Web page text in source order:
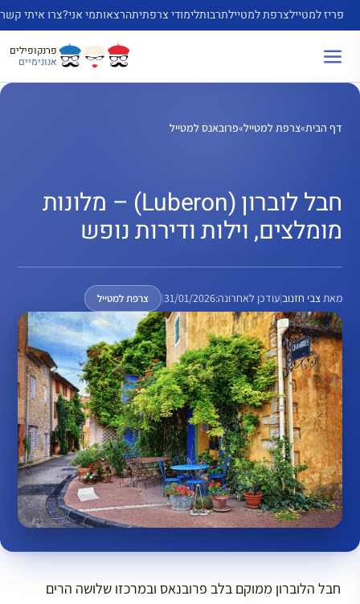
לדלג
לתוכן
פריז למטיילצרפת למטיילתרבותלימודי צרפתיתהרצאותמי אני?צרו איתי קשר
פרנקופילים
אנונימיים
דף הבית»צרפת למטייל»פרובאנס למטייל
חבל לוברון (Luberon) – מלונות
מומלצים, וילות ודירות נופש
מאתצבי חזנוב|עודכן לאחרונה:31/01/2026
| צרפת למטייל
חבל הלוברון ממוקם בלב פרובנאס ובמרכזו שלושה הרים